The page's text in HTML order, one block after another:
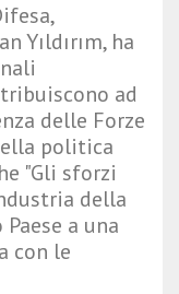
Yıldırım, ha
ad
delle Forze
politica
"Gli sforzi
della
a una
con le